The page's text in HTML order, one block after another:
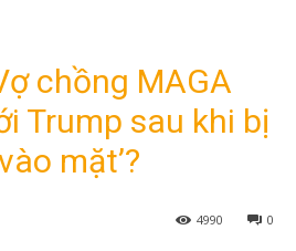
chồng MAGA
Trump sau khi bị
mặt’?
0
4990